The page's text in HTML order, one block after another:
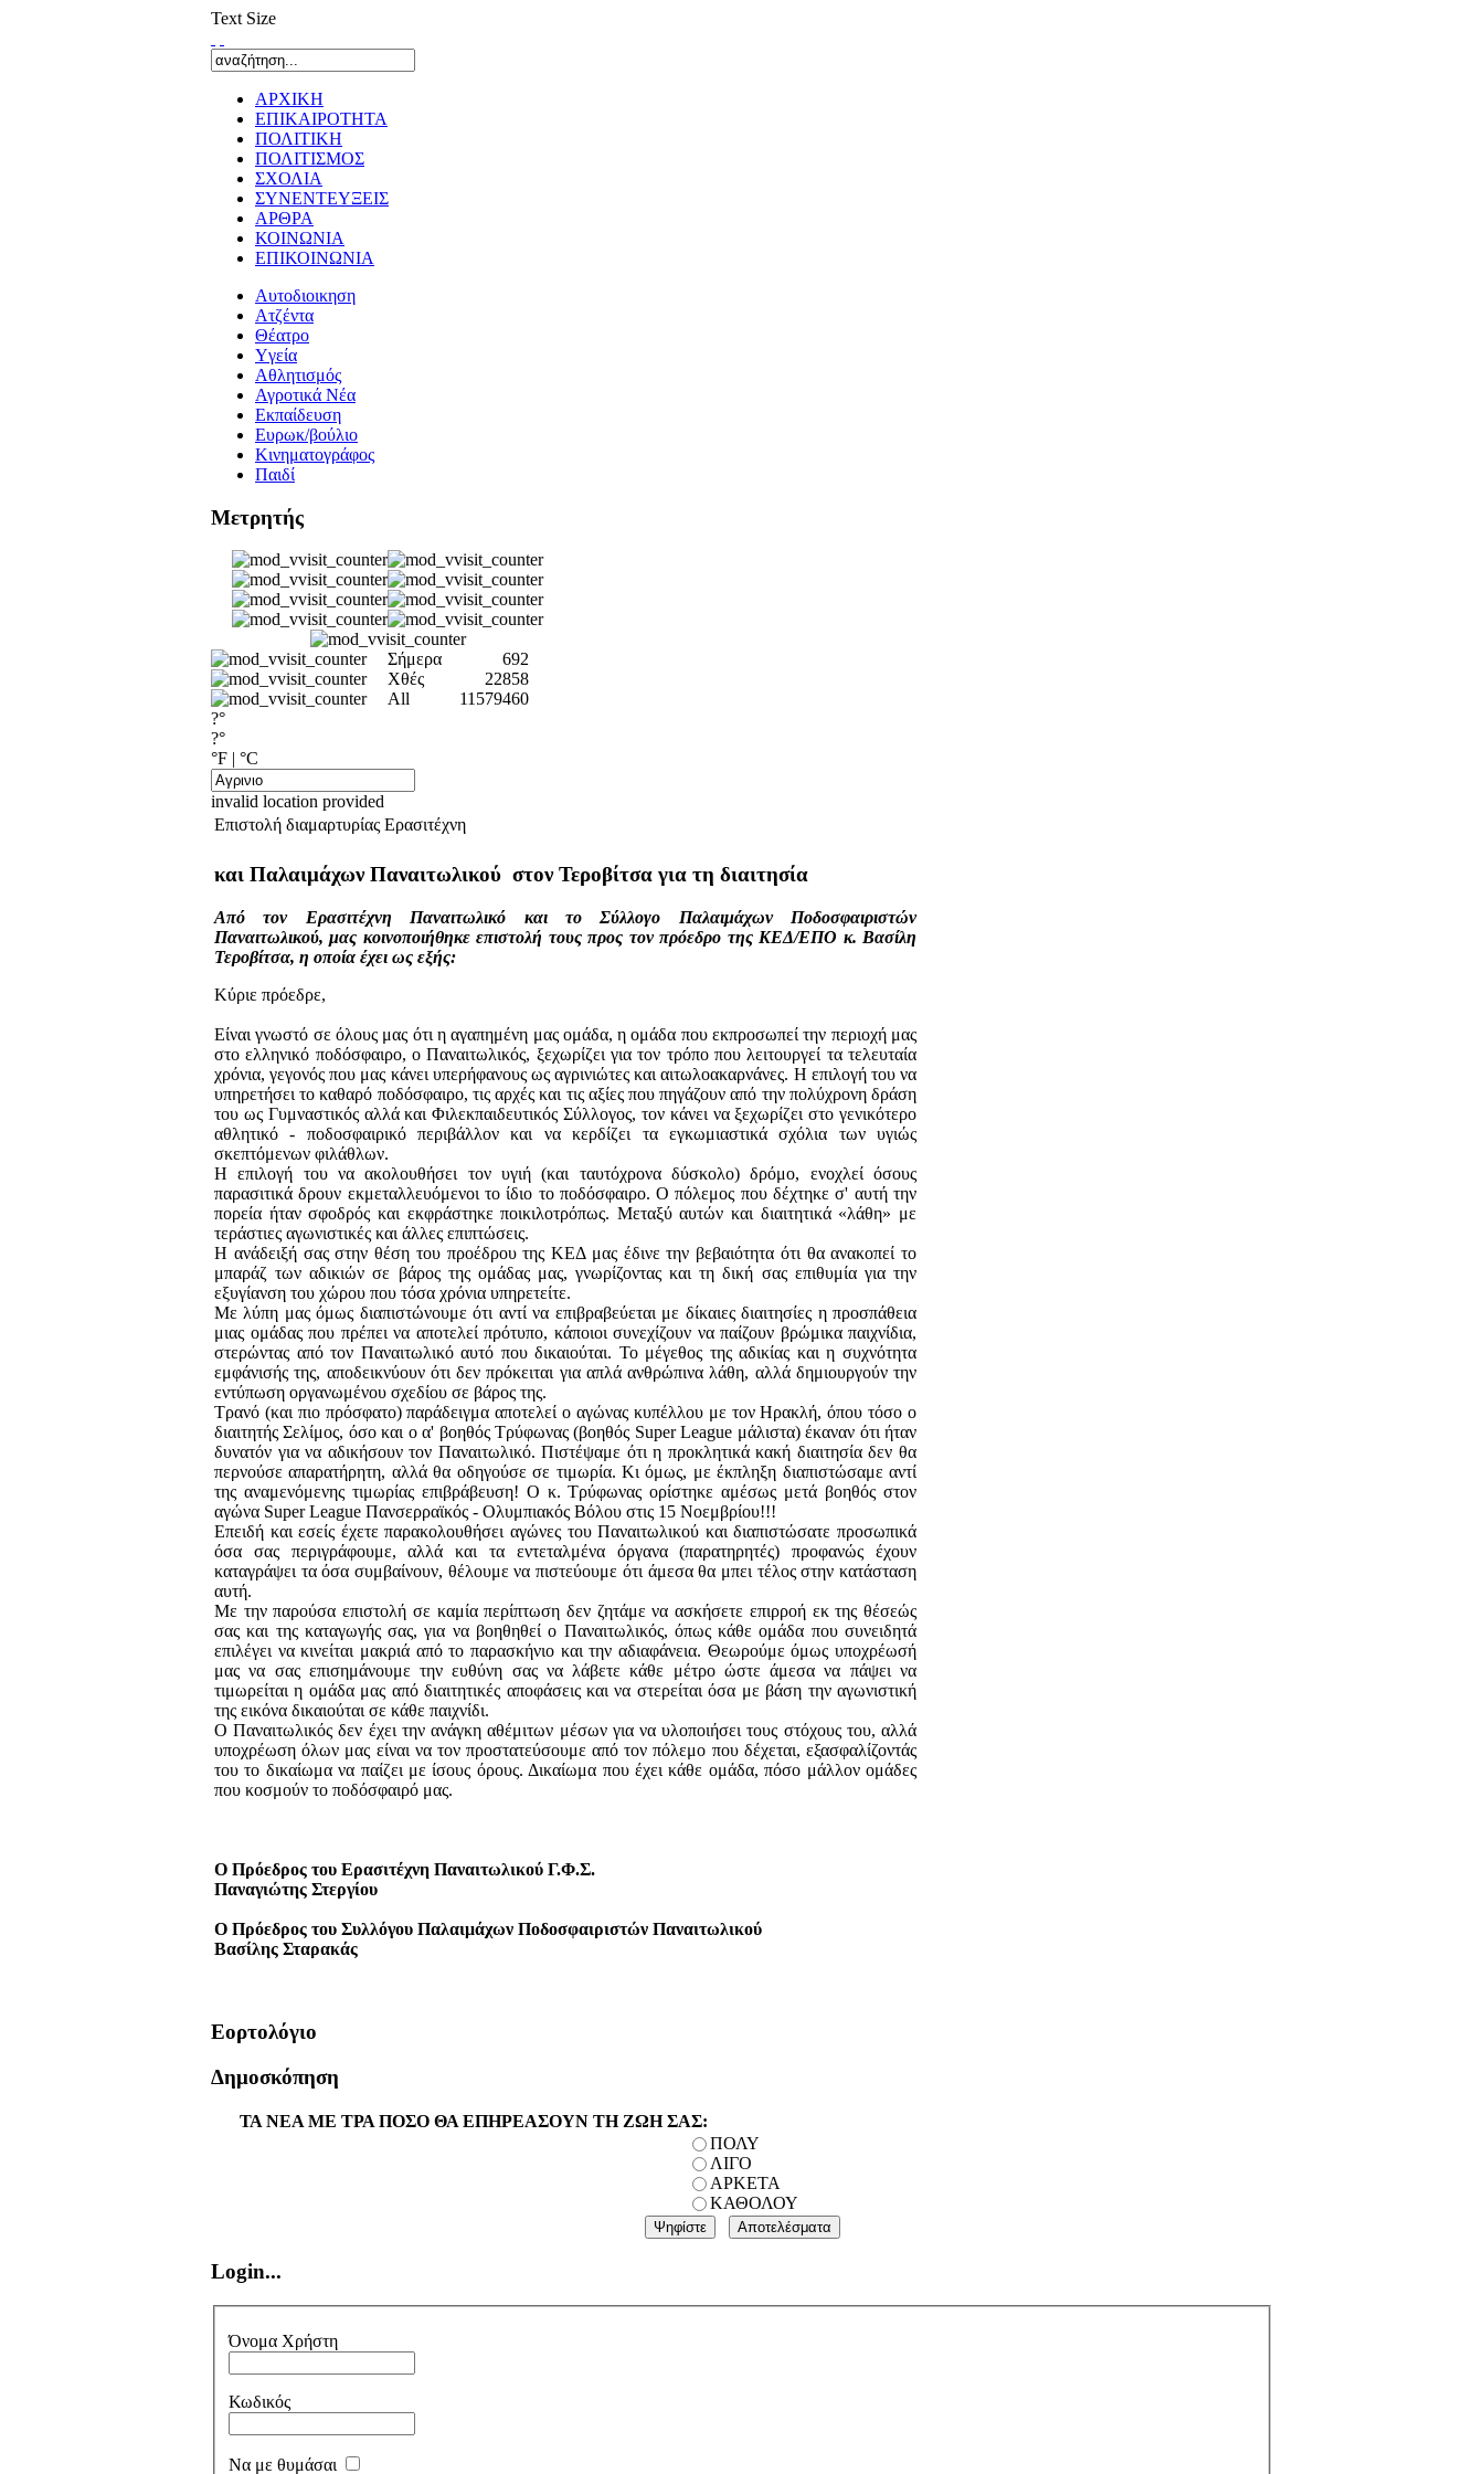
Text Size
ΑΡΧΙΚΗ
ΕΠΙΚΑΙΡΟΤΗΤΑ
ΠΟΛΙΤΙΚΗ
ΠΟΛΙΤΙΣΜΟΣ
ΣΧΟΛΙΑ
ΣΥΝΕΝΤΕΥΞΕΙΣ
ΑΡΘΡΑ
ΚΟΙΝΩΝΙΑ
ΕΠΙΚΟΙΝΩΝΙΑ
Αυτοδιοικηση
Ατζέντα
Θέατρο
Yγεία
Αθλητισμός
Αγροτικά Νέα
Εκπαίδευση
Ευρωκ/βούλιο
Κινηματογράφος
Παιδί
Μετρητής
Σήμερα
692
Χθές
22858
All
11579460
?°
?°
°F | °C
invalid location provided
Επιστολή διαμαρτυρίας Ερασιτέχνη
και Παλαιμάχων Παναιτωλικού στον Τεροβίτσα για τη διαιτησία
Από τον Ερασιτέχνη Παναιτωλικό και το Σύλλογο Παλαιμάχων Ποδοσφαιριστών
Παναιτωλικού, μας κοινοποιήθηκε επιστολή τους προς τον πρόεδρο της ΚΕΔ/ΕΠΟ κ. Βασίλη
Τεροβίτσα, η οποία έχει ως εξής:
Κύριε πρόεδρε,
Είναι γνωστό σε όλους μας ότι η αγαπημένη μας ομάδα, η ομάδα που εκπροσωπεί την περιοχή μας
στο ελληνικό ποδόσφαιρο, ο Παναιτωλικός, ξεχωρίζει για τον τρόπο που λειτουργεί τα τελευταία
χρόνια, γεγονός που μας κάνει υπερήφανους ως αγρινιώτες και αιτωλοακαρνάνες. Η επιλογή του να
υπηρετήσει το καθαρό ποδόσφαιρο, τις αρχές και τις αξίες που πηγάζουν από την πολύχρονη δράση
του ως Γυμναστικός αλλά και Φιλεκπαιδευτικός Σύλλογος, τον κάνει να ξεχωρίζει στο γενικότερο
αθλητικό - ποδοσφαιρικό περιβάλλον και να κερδίζει τα εγκωμιαστικά σχόλια των υγιώς
σκεπτόμενων φιλάθλων.
Η επιλογή του να ακολουθήσει τον υγιή (και ταυτόχρονα δύσκολο) δρόμο, ενοχλεί όσους
παρασιτικά δρουν εκμεταλλευόμενοι το ίδιο το ποδόσφαιρο. Ο πόλεμος που δέχτηκε σ' αυτή την
πορεία ήταν σφοδρός και εκφράστηκε ποικιλοτρόπως. Μεταξύ αυτών και διαιτητικά «λάθη» με
τεράστιες αγωνιστικές και άλλες επιπτώσεις.
Η ανάδειξή σας στην θέση του προέδρου της ΚΕΔ μας έδινε την βεβαιότητα ότι θα ανακοπεί το
μπαράζ των αδικιών σε βάρος της ομάδας μας, γνωρίζοντας και τη δική σας επιθυμία για την
εξυγίανση του χώρου που τόσα χρόνια υπηρετείτε.
Με λύπη μας όμως διαπιστώνουμε ότι αντί να επιβραβεύεται με δίκαιες διαιτησίες η προσπάθεια
μιας ομάδας που πρέπει να αποτελεί πρότυπο, κάποιοι συνεχίζουν να παίζουν βρώμικα παιχνίδια,
στερώντας από τον Παναιτωλικό αυτό που δικαιούται. Το μέγεθος της αδικίας και η συχνότητα
εμφάνισής της, αποδεικνύουν ότι δεν πρόκειται για απλά ανθρώπινα λάθη, αλλά δημιουργούν την
εντύπωση οργανωμένου σχεδίου σε βάρος της.
Τρανό (και πιο πρόσφατο) παράδειγμα αποτελεί ο αγώνας κυπέλλου με τον Ηρακλή, όπου τόσο ο
διαιτητής Σελίμος, όσο και ο α' βοηθός Τρύφωνας (βοηθός Super League μάλιστα) έκαναν ότι ήταν
δυνατόν για να αδικήσουν τον Παναιτωλικό. Πιστέψαμε ότι η προκλητικά κακή διαιτησία δεν θα
περνούσε απαρατήρητη, αλλά θα οδηγούσε σε τιμωρία. Κι όμως, με έκπληξη διαπιστώσαμε αντί
της αναμενόμενης τιμωρίας επιβράβευση! Ο κ. Τρύφωνας ορίστηκε αμέσως μετά βοηθός στον
αγώνα Super League Πανσερραϊκός - Ολυμπιακός Βόλου στις 15 Νοεμβρίου!!!
Επειδή και εσείς έχετε παρακολουθήσει αγώνες του Παναιτωλικού και διαπιστώσατε προσωπικά
όσα σας περιγράφουμε, αλλά και τα εντεταλμένα όργανα (παρατηρητές) προφανώς έχουν
καταγράψει τα όσα συμβαίνουν, θέλουμε να πιστεύουμε ότι άμεσα θα μπει τέλος στην κατάσταση
αυτή.
Με την παρούσα επιστολή σε καμία περίπτωση δεν ζητάμε να ασκήσετε επιρροή εκ της θέσεώς
σας και της καταγωγής σας, για να βοηθηθεί ο Παναιτωλικός, όπως κάθε ομάδα που συνειδητά
επιλέγει να κινείται μακριά από το παρασκήνιο και την αδιαφάνεια. Θεωρούμε όμως υποχρέωσή
μας να σας επισημάνουμε την ευθύνη σας να λάβετε κάθε μέτρο ώστε άμεσα να πάψει να
τιμωρείται η ομάδα μας από διαιτητικές αποφάσεις και να στερείται όσα με βάση την αγωνιστική
της εικόνα δικαιούται σε κάθε παιχνίδι.
Ο Παναιτωλικός δεν έχει την ανάγκη αθέμιτων μέσων για να υλοποιήσει τους στόχους του, αλλά
υποχρέωση όλων μας είναι να τον προστατεύσουμε από τον πόλεμο που δέχεται, εξασφαλίζοντάς
του το δικαίωμα να παίζει με ίσους όρους. Δικαίωμα που έχει κάθε ομάδα, πόσο μάλλον ομάδες
που κοσμούν το ποδόσφαιρό μας.
Ο Πρόεδρος του Ερασιτέχνη Παναιτωλικού Γ.Φ.Σ.
Παναγιώτης Στεργίου
Ο Πρόεδρος του Συλλόγου Παλαιμάχων Ποδοσφαιριστών Παναιτωλικού
Βασίλης Σταρακάς
Εορτολόγιο
Δημοσκόπηση
ΤΑ ΝΕΑ ΜΕ ΤΡΑ ΠΟΣΟ ΘΑ ΕΠΗΡΕΑΣΟΥΝ ΤΗ ΖΩΗ ΣΑΣ:
ΠΟΛΥ
ΛΙΓΟ
ΑΡΚΕΤΑ
ΚΑΘΟΛΟΥ
Login...
Όνομα Χρήστη
Κωδικός
Να με θυμάσαι